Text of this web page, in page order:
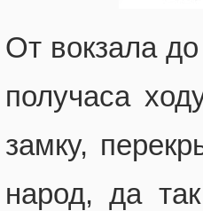
От вокзала
получаса
замку,
народ, да